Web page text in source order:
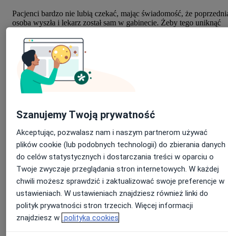
Pacjenci bardzo nie lubią czekać, mając świadomość, że
osoba wyszła i lekarz został sam w gabinecie. Żeby tego uniknąć
opracowanych skrótów, aby potem łatwo przypomnieć sobie
przypadek, z którym był pacjent. Potem w wolnej chwili należy
otworzyć karty pacjentów i je uzupełnić.
📫
Pro tip: korzystaj z ułatwiających życie i pracę
nowoczesnych technologii.
wizytą. Możesz także poprosić o przesłanie niezbędnych
2. Jakich zachowań, które wchodzą
w nawyk, warto unikać w gabinecie?
Pacjenci to bardzo różni ludzie. Często oceniają dosłownie
wszystko. Warto pamiętać, żeby podczas wizyt zawsze zakładać
nowe rękawiczki i maseczki - koniecznie w obecności pacjenta.
Pamiętajmy o porządku na biurku i szafkach – czyste i ładne
poukładane książki, posegregowane materiały budują pozytywny
Szanujemy Twoją prywatność
Akceptując, pozwalasz nam i naszym partnerom używać
plików cookie (lub podobnych technologii) do zbierania danych
do celów statystycznych i dostarczania treści w oparciu o
Twoje zwyczaje przeglądania stron internetowych. W każdej
chwili możesz sprawdzić i zaktualizować swoje preferencje w
ustawieniach. W ustawieniach znajdziesz również linki do
polityk prywatności stron trzecich. Więcej informacji
znajdziesz w polityka cookies